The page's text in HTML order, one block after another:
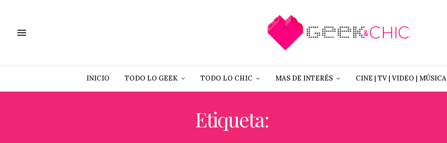
INICIO TODO LO GEEK TODO LO CHIC MAS DE INTERÉS CINE | TV | VIDEO | MÚSICA
Etiqueta: